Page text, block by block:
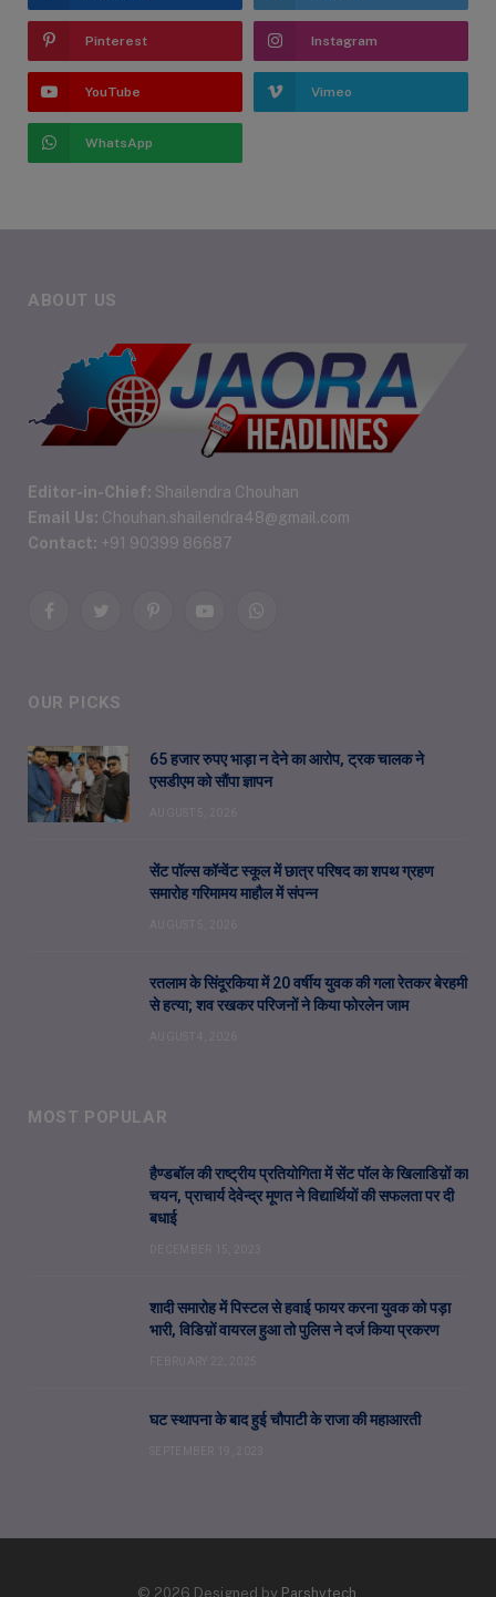
Pinterest Instagram
YouTube Vimeo
WhatsApp
ABOUT US
Editor-in-Chief: Shailendra Chouhan
Email Us: Chouhan.shailendra48@gmail.com
Contact: +91 90399 86687
FacebookTwitterPinterestYouTubeWhatsApp
OUR PICKS
65 हजार रुपए भाड़ा न देने का आरोप, ट्रक चालक ने
एसडीएम को सौंपा ज्ञापन
सेंट पॉल्स कॉन्वेंट स्कूल में छात्र परिषद का शपथ ग्रहण
समारोह गरिमामय माहौल में संपन्न
रतलाम के सिंदूरकिया में 20 वर्षीय युवक की गला रेतकर बेरहमी
से हत्या; शव रखकर परिजनों ने किया फोरलेन जाम
MOST POPULAR
हैण्डबॉल की राष्ट्रीय प्रतियोगिता में सेंट पॉल के खिलाडिय़ों का
चयन, प्राचार्य देवेन्द्र मूणत ने विद्यार्थियों की सफलता पर दी
बधाई
शादी समारोह में पिस्टल से हवाई फायर करना युवक को पड़ा
भारी, विडिय़ों वायरल हुआ तो पुलिस ने दर्ज किया प्रकरण
घट स्थापना के बाद हुई चौपाटी के राजा की महाआरती
© 2026 Designed by Parshvtech